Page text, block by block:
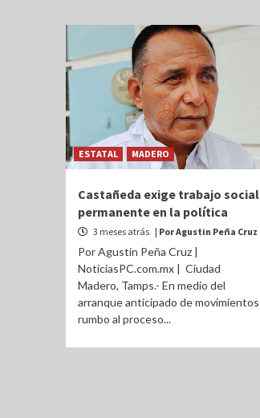
ESTATAL MADERO
Castañeda exige trabajo social
permanente en la política
3 meses atrás | Por Agustin Peña Cruz
Por Agustin Peña Cruz |
NoticiasPC.com.mx | Ciudad
Madero, Tamps.- En medio del
arranque anticipado de movimientos
rumbo al proceso...